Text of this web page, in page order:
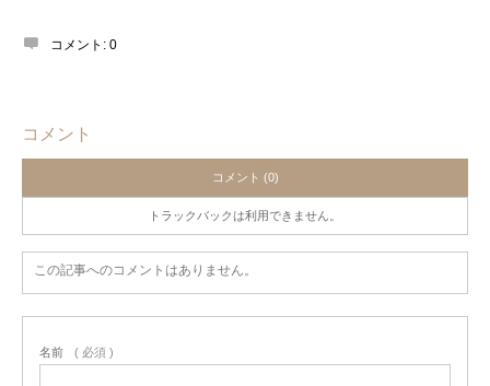
コメント: 0
コメント
コメント (0)
トラックバックは利用できません。
この記事へのコメントはありません。
名前 ( 必須 )